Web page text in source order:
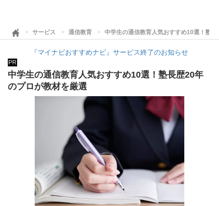
サービス 通信教育 中学生の通信教育人気おすすめ10選！塾
『マイナビおすすめナビ』サービス終了のお知らせ
PR
中学生の通信教育人気おすすめ10選！塾長歴20年
のプロが教材を厳選